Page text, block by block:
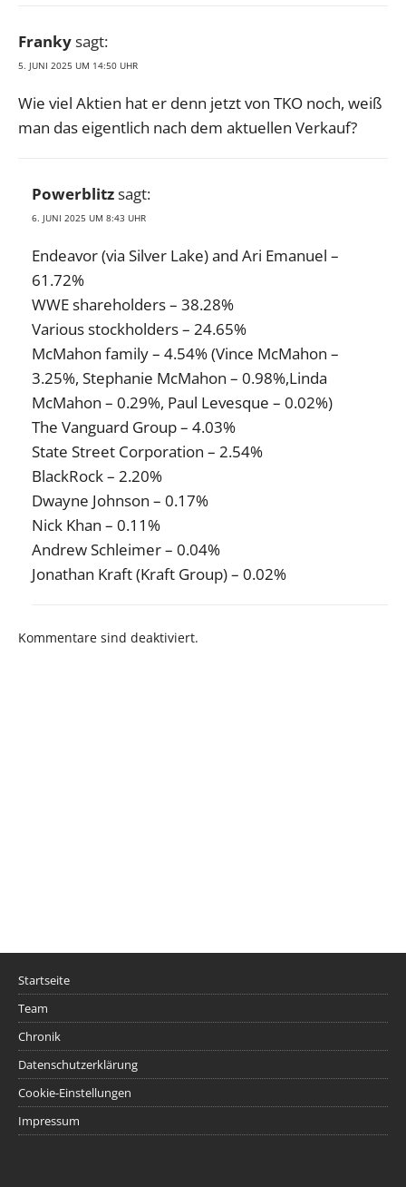
Frankysagt:
5. JUNI 2025 UM 14:50 UHR
Wie viel Aktien hat er denn jetzt von TKO noch, weiß
man das eigentlich nach dem aktuellen Verkauf?
Powerblitzsagt:
6. JUNI 2025 UM 8:43 UHR
Endeavor (via Silver Lake) and Ari Emanuel –
61.72%
WWE shareholders – 38.28%
Various stockholders – 24.65%
McMahon family – 4.54% (Vince McMahon –
3.25%, Stephanie McMahon – 0.98%,Linda
McMahon – 0.29%, Paul Levesque – 0.02%)
The Vanguard Group – 4.03%
State Street Corporation – 2.54%
BlackRock – 2.20%
Dwayne Johnson – 0.17%
Nick Khan – 0.11%
Andrew Schleimer – 0.04%
Jonathan Kraft (Kraft Group) – 0.02%
Kommentare sind deaktiviert.
Startseite
Team
Chronik
Datenschutzerklärung
Cookie-Einstellungen
Impressum